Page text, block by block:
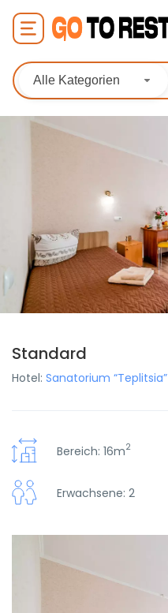
Alle Kategorien
Standard
Hotel: Sanatorium “Teplitsia”
Bereich: 16m2
Erwachsene: 2